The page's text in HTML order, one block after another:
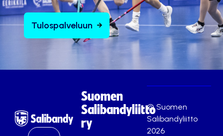
Tulospalveluun
Suomen
Salibandyliitto
ry
© Suomen
Salibandyliitto
2026